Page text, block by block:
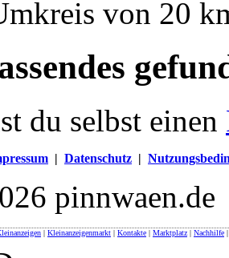
von 20
du selbst einen
| Datenschutz |
pinnwaen.de
| Kleinanzeigenmarkt | Kontakte | Marktplatz | Nachhilfe